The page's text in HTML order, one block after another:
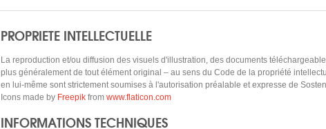
PROPRIETE INTELLECTUELLE
La reproduction et/ou diffusion des visuels d'illustration, des documents
plus généralement de tout élément original – au sens du Code de la propriété
en lui-même sont strictement soumises à l'autorisation préalable et expresse de
Icons made by Freepik from www.flaticon.com
INFORMATIONS TECHNIQUES